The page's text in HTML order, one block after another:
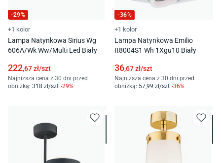
-29%
+1 kolor
Lampa Natynkowa Sirius Wg
606A/Wk Ww/Multi Led Biały
222,67zł/szt
Najniższa cena z 30 dni przed
obniżką: 318 zł/szt -29%
-36%
+1 kolor
Lampa Natynkowa Emilio
It8004S1 Wh 1Xgu10 Biały
36,67zł/szt
Najniższa cena z 30 dni przed
obniżką: 57,99 zł/szt -36%